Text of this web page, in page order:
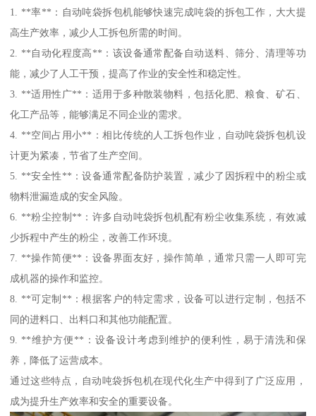
1. **率**：自动吨袋拆包机能够快速完成吨袋的拆包工作，大大提
高生产效率，减少人工拆包所需的时间。
2. **自动化程度高**：该设备通常配备自动送料、筛分、清理等功
能，减少了人工干预，提高了作业的安全性和稳定性。
3. **适用性广**：适用于多种散装物料，包括化肥、粮食、矿石、
化工产品等，能够满足不同企业的需求。
4. **空间占用小**：相比传统的人工拆包作业，自动吨袋拆包机设
计更为紧凑，节省了生产空间。
5. **安全性**：设备通常配备防护装置，减少了因拆程中的粉尘或
物料泄漏造成的安全风险。
6. **粉尘控制**：许多自动吨袋拆包机配有粉尘收集系统，有效减
少拆程中产生的粉尘，改善工作环境。
7. **操作简便**：设备界面友好，操作简单，通常只需一人即可完
成机器的操作和监控。
8. **可定制**：根据客户的特定需求，设备可以进行定制，包括不
同的进料口、出料口和其他功能配置。
9. **维护方便**：设备设计考虑到维护的便利性，易于清洗和保
养，降低了运营成本。
通过这些特点，自动吨袋拆包机在现代化生产中得到了广泛应用，
成为提升生产效率和安全的重要设备。